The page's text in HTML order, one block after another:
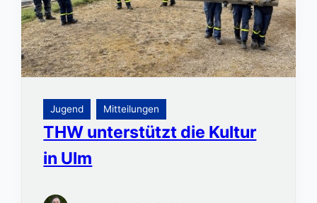
Jugend Mitteilungen
THW unterstützt die Kultur
in Ulm